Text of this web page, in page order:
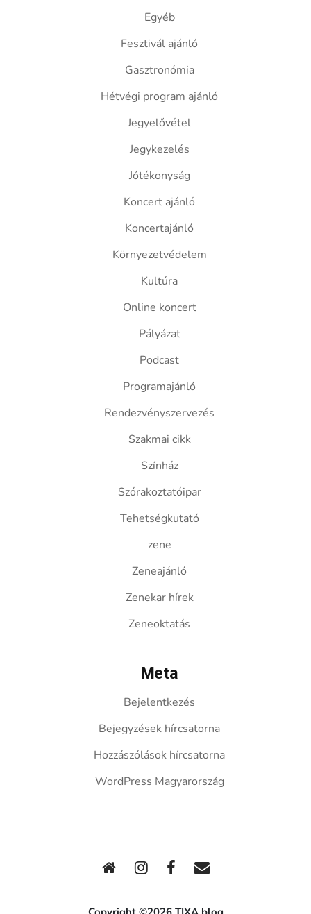
Egyéb
Fesztivál ajánló
Gasztronómia
Hétvégi program ajánló
Jegyelővétel
Jegykezelés
Jótékonyság
Koncert ajánló
Koncertajánló
Környezetvédelem
Kultúra
Online koncert
Pályázat
Podcast
Programajánló
Rendezvényszervezés
Szakmai cikk
Színház
Szórakoztatóipar
Tehetségkutató
zene
Zeneajánló
Zenekar hírek
Zeneoktatás
Meta
Bejelentkezés
Bejegyzések hírcsatorna
Hozzászólások hírcsatorna
WordPress Magyarország